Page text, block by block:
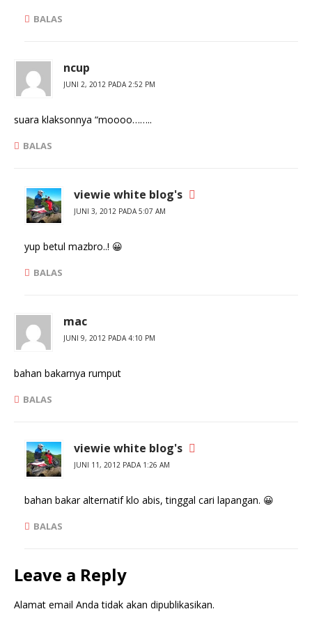
BALAS
ncup
JUNI 2, 2012 PADA 2:52 PM
suara klaksonnya “moooo……..
BALAS
viewie white blog's
JUNI 3, 2012 PADA 5:07 AM
yup betul mazbro..! 😀
BALAS
mac
JUNI 9, 2012 PADA 4:10 PM
bahan bakarnya rumput
BALAS
viewie white blog's
JUNI 11, 2012 PADA 1:26 AM
bahan bakar alternatif klo abis, tinggal cari lapangan. 😀
BALAS
Leave a Reply
Alamat email Anda tidak akan dipublikasikan.